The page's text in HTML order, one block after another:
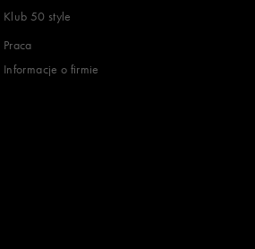
Klub 50 style
Praca
Informacje o firmie